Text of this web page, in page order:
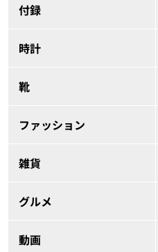
付録
時計
靴
ファッション
雑貨
グルメ
動画